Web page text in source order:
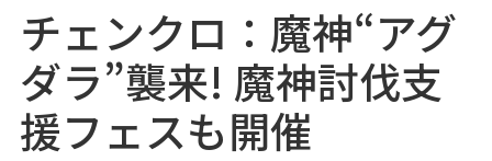
チェンクロ：魔神“アグ
ダラ”襲来! 魔神討伐支
援フェスも開催